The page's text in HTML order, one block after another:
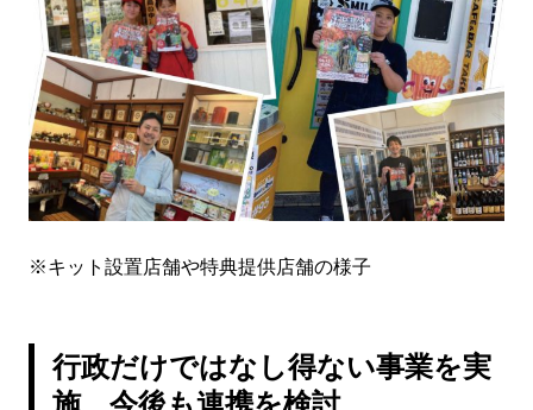
※キット設置店舗や特典提供店舗の様子
行政だけではなし得ない事業を実
施、今後も連携を検討